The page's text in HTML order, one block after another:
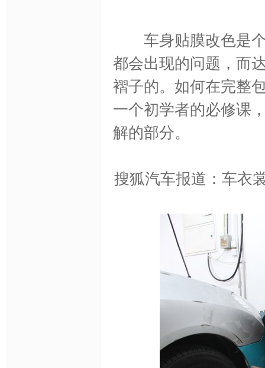
车身贴膜改色是个
都会出现的问题，而
褶子的。如何在完整
一个初学者的必修课
解的部分。
搜狐汽车报道：车衣